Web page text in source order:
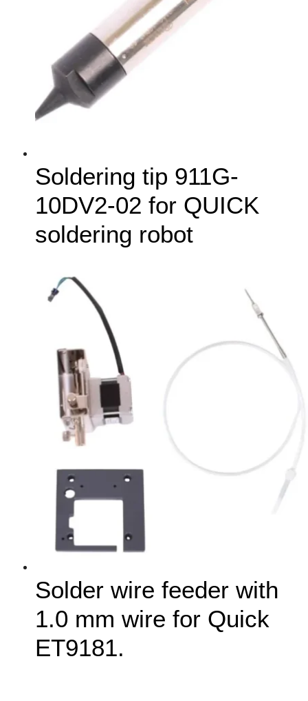
Soldering tip 911G-
10DV2-02 for QUICK
soldering robot
Solder wire feeder with
1.0 mm wire for Quick
ET9181.